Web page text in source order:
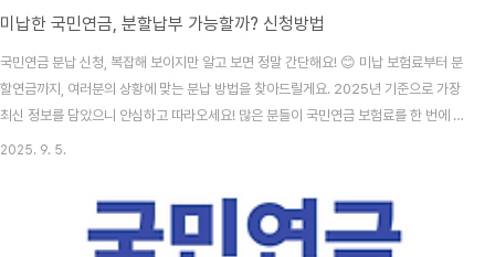
미납한 국민연금, 분할납부 가능할까? 신청방법
국민연금 분납 신청, 복잡해 보이지만 알고 보면 정말 간단해요! 😊 미납 보험료부터 분
할연금까지, 여러분의 상황에 맞는 분납 방법을 찾아드릴게요. 2025년 기준으로 가장
최신 정보를 담았으니 안심하고 따라오세요! 많은 분들이 국민연금 보험료를 한 번에 내
기 부담스러워하시는데요. 걱정하지 마세요! 국민연금공단에서는 다양한 분납 제도를
연금 분납제도란? 국민연금 분납제도는 한 번에 납부하기 어려운 보험료를 나누어 낼 수
있도록 돕는 제도예요. 크게 미납보험료 분할납부, 소급분 보험료 분납, 환수금 분할납부
로 구분되죠. 각각의 제도는 신청 조건과 방법이 다르니 본인 상황에 맞는 제도를 선택하
2025. 9. 5.